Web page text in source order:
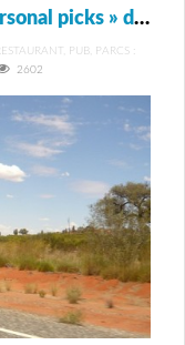
Restaurant, pub, parcs : les « personal picks » de Thibaut à Sydney
PUB, PARCS :
2602